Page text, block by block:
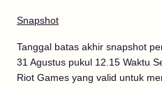
Snapshot
Tanggal batas akhir snapshot
31 Agustus pukul 12.15 Waktu
Riot Games yang valid untuk